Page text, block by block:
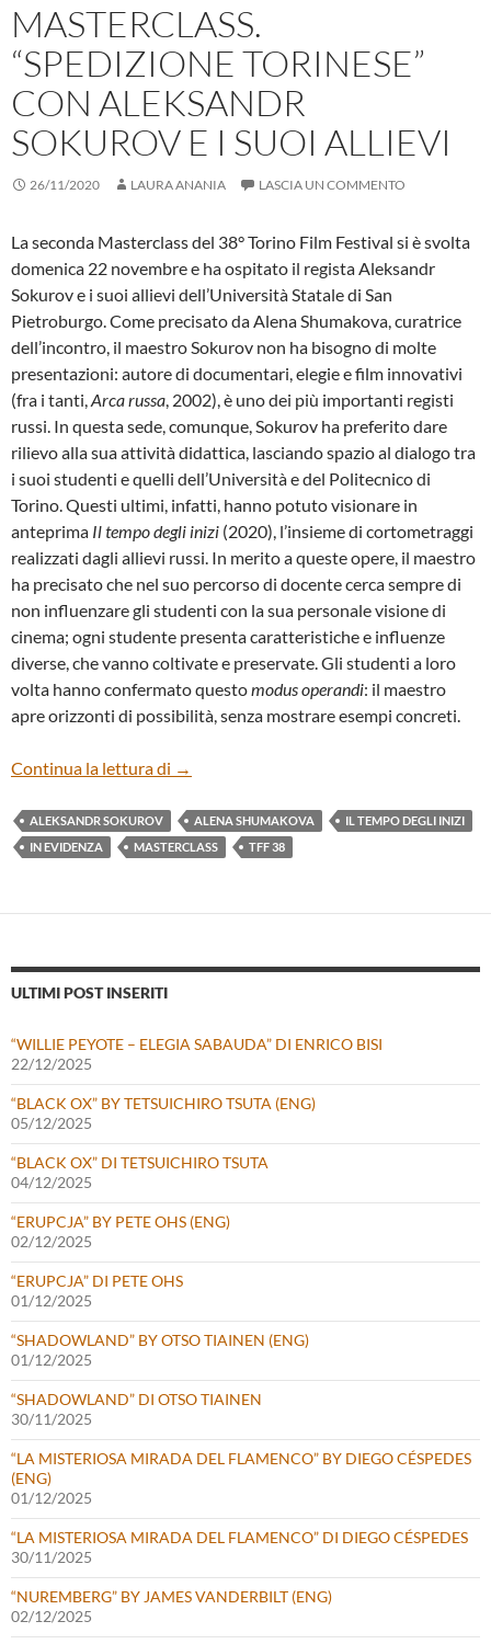
MASTERCLASS.
“SPEDIZIONE TORINESE”
CON ALEKSANDR
SOKUROV E I SUOI ALLIEVI
26/11/2020 LAURA ANANIA LASCIA UN COMMENTO
La seconda Masterclass del 38° Torino Film Festival si è svolta
domenica 22 novembre e ha ospitato il regista Aleksandr
Sokurov e i suoi allievi dell’Università Statale di San
Pietroburgo. Come precisato da Alena Shumakova, curatrice
dell’incontro, il maestro Sokurov non ha bisogno di molte
presentazioni: autore di documentari, elegie e film innovativi
(fra i tanti,Arca russa, 2002), è uno dei più importanti registi
russi. In questa sede, comunque, Sokurov ha preferito dare
rilievo alla sua attività didattica, lasciando spazio al dialogo tra
i suoi studenti e quelli dell’Università e del Politecnico di
Torino. Questi ultimi, infatti, hanno potuto visionare in
anteprima Il tempo degli inizi (2020), l’insieme di cortometraggi
realizzati dagli allievi russi. In merito a queste opere, il maestro
ha precisato che nel suo percorso di docente cerca sempre di
non influenzare gli studenti con la sua personale visione di
cinema; ogni studente presenta caratteristiche e influenze
diverse, che vanno coltivate e preservate. Gli studenti a loro
volta hanno confermato questomodus operandi: il maestro
apre orizzonti di possibilità, senza mostrare esempi concreti.
Continua la lettura di MASTERCLASS. “SPEDIZIONE
→
ALEKSANDR SOKUROV ALENA SHUMAKOVA
IL TEMPO DEGLI INIZI
IN EVIDENZA
MASTERCLASS TFF 38
ULTIMI POST INSERITI
“WILLIE PEYOTE – ELEGIA SABAUDA” DI ENRICO BISI
22/12/2025
“BLACK OX” BY TETSUICHIRO TSUTA (ENG)
05/12/2025
“BLACK OX” DI TETSUICHIRO TSUTA
04/12/2025
“ERUPCJA” BY PETE OHS (ENG)
02/12/2025
“ERUPCJA” DI PETE OHS
01/12/2025
“SHADOWLAND” BY OTSO TIAINEN (ENG)
01/12/2025
“SHADOWLAND” DI OTSO TIAINEN
30/11/2025
“LA MISTERIOSA MIRADA DEL FLAMENCO” BY DIEGO CÉSPEDES
(ENG)
01/12/2025
“LA MISTERIOSA MIRADA DEL FLAMENCO” DI DIEGO CÉSPEDES
30/11/2025
“NUREMBERG” BY JAMES VANDERBILT (ENG)
02/12/2025